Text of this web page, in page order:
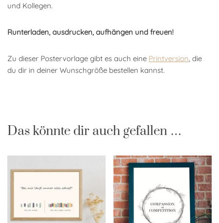
und Kollegen.
Runterladen, ausdrucken, aufhängen und freuen!
Zu dieser Postervorlage gibt es auch eine Printversion , die
du dir in deiner Wunschgröße bestellen kannst.
Das könnte dir auch gefallen …